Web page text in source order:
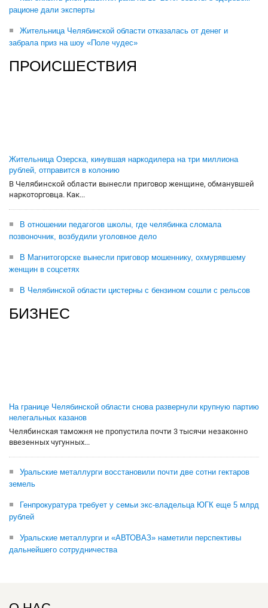
рационе дали эксперты
Жительница Челябинской области отказалась от денег и
забрала приз на шоу «Поле чудес»
ПРОИСШЕСТВИЯ
Жительница Озерска, кинувшая наркодилера на три миллиона
рублей, отправится в колонию
В Челябинской области вынесли приговор женщине, обманувшей
наркоторговца. Как...
В отношении педагогов школы, где челябинка сломала
позвоночник, возбудили уголовное дело
В Магнитогорске вынесли приговор мошеннику, охмурявшему
женщин в соцсетях
В Челябинской области цистерны с бензином сошли с рельсов
БИЗНЕС
На границе Челябинской области снова развернули крупную партию
нелегальных казанов
Челябинская таможня не пропустила почти 3 тысячи незаконно
ввезенных чугунных...
Уральские металлурги восстановили почти две сотни гектаров
земель
Генпрокуратура требует у семьи экс-владельца ЮГК еще 5 млрд
рублей
Уральские металлурги и «АВТОВАЗ» наметили перспективы
дальнейшего сотрудничества